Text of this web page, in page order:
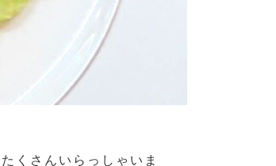
くさんいらっしゃいま